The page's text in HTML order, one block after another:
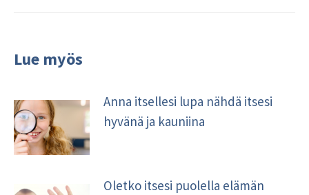
Lue myös
Anna itsellesi lupa nähdä itsesi
hyvänä ja kauniina
Oletko itsesi puolella elämän